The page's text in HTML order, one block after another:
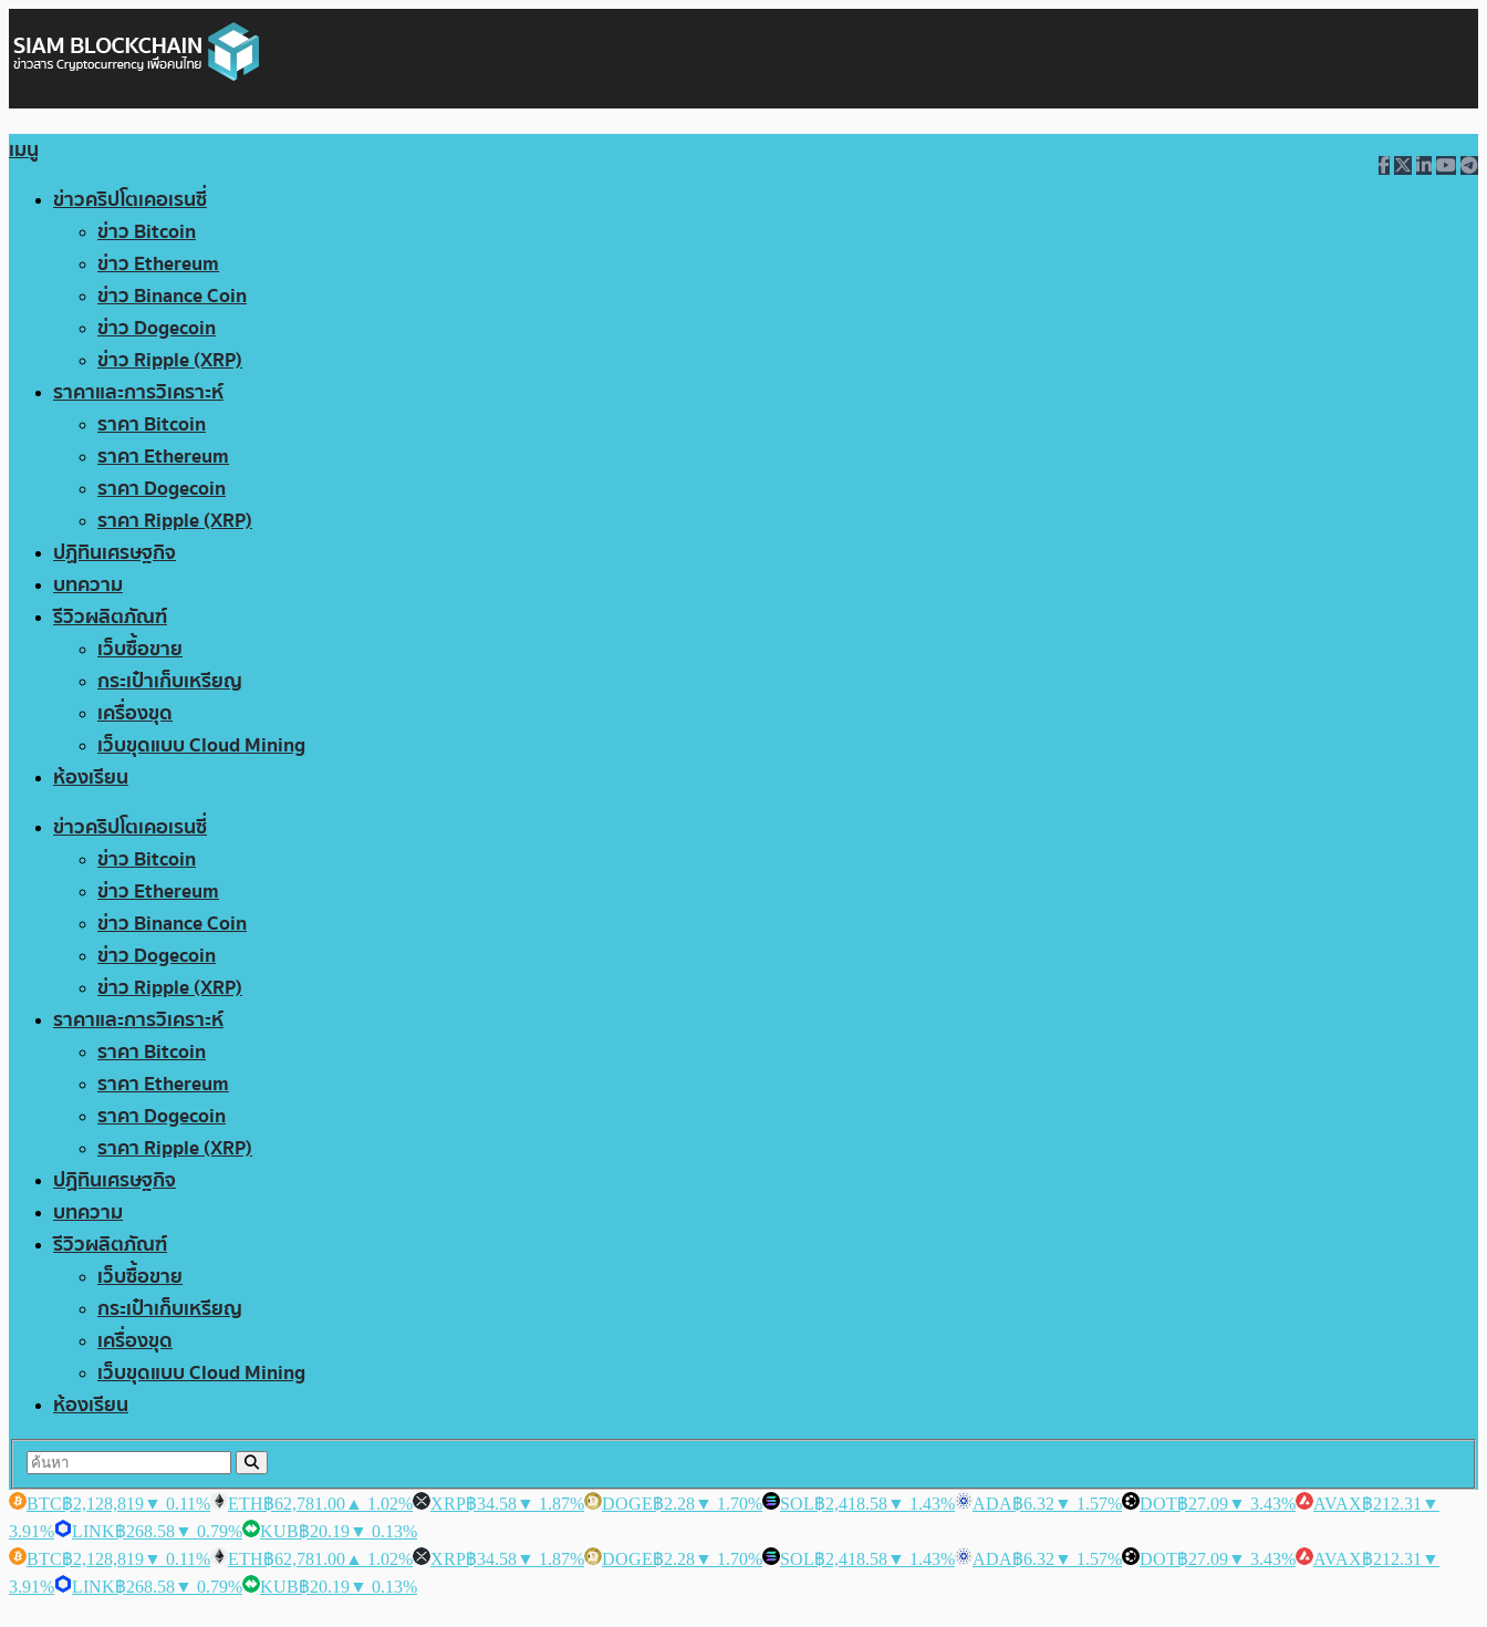
เมนู
ข่าวคริปโตเคอเรนซี่
ข่าว Bitcoin
ข่าว Ethereum
ข่าว Binance Coin
ข่าว Dogecoin
ข่าว Ripple (XRP)
ราคาและการวิเคราะห์
ราคา Bitcoin
ราคา Ethereum
ราคา Dogecoin
ราคา Ripple (XRP)
ปฏิทินเศรษฐกิจ
บทความ
รีวิวผลิตภัณฑ์
เว็บซื้อขาย
กระเป๋าเก็บเหรียญ
เครื่องขุด
เว็บขุดแบบ Cloud Mining
ห้องเรียน
ข่าวคริปโตเคอเรนซี่
ข่าว Bitcoin
ข่าว Ethereum
ข่าว Binance Coin
ข่าว Dogecoin
ข่าว Ripple (XRP)
ราคาและการวิเคราะห์
ราคา Bitcoin
ราคา Ethereum
ราคา Dogecoin
ราคา Ripple (XRP)
ปฏิทินเศรษฐกิจ
บทความ
รีวิวผลิตภัณฑ์
เว็บซื้อขาย
กระเป๋าเก็บเหรียญ
เครื่องขุด
เว็บขุดแบบ Cloud Mining
ห้องเรียน
BTC฿2,128,819▼ 0.11% ETH฿62,781.00 ▲ 1.02% XRP฿34.58▼ 1.87% DOGE฿2.28▼ 1.70% SOL฿2,418.58▼ 1.43% ADA฿6.32 ▼ 1.57% DOT฿27.09▼ 3.43% AVAX฿212.31 ▼
3.91%
LINK฿268.58▼ 0.79% KUB฿20.19▼ 0.13%
BTC฿2,128,819▼ 0.11% ETH฿62,781.00 ▲ 1.02% XRP฿34.58▼ 1.87% DOGE฿2.28▼ 1.70% SOL฿2,418.58▼ 1.43% ADA฿6.32 ▼ 1.57% DOT฿27.09▼ 3.43% AVAX฿212.31 ▼
3.91%
LINK฿268.58▼ 0.79% KUB฿20.19▼ 0.13%